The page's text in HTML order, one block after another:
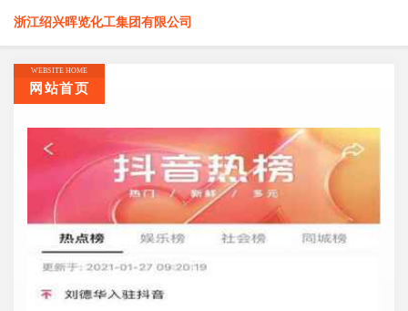
浙江绍兴晖览化工集团有限公司
WEBSITE HOME
网站首页